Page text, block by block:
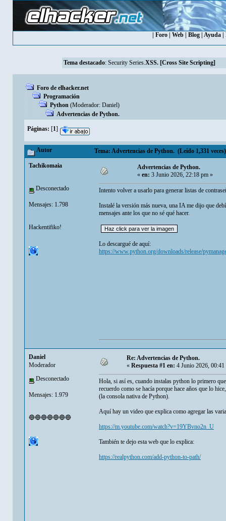
Foro| Web| Blog| Ayuda|
Tema destacado: Security Series.XSS. [Cross Site Scripting]
Foro de elhacker.net
Programación
Python (Moderador: Danielㅤ)
Advertencias de Python.
Páginas: [1]
Autor Tema: Advertencias de Python. (Leído 1,331 veces)
Tachikomaia
Desconectado
Mensajes: 1.798
Hackentifiko!
Advertencias de Python.
«en:3 Junio 2026, 22:18 pm »
Intento volver a usarlo para generar listas de
Instalé la versión más nueva, una IA me dijo que
mensajes ante los que no sé qué hacer.
Lo descargué de aquí:
https://www.python.org/downloads/release/
Danielㅤ
Moderador
Desconectado
Mensajes: 1.979
🔵🔵🔵🔵🔵🔵🔵
Re: Advertencias de Python.
« Respuesta #1 en: 4 Junio 2026, 00:41
Hola, si así es, cuando instalas python lo primero
recuerdo como se hacía porque hace años que lo
(la consola nativa de Python).
Aquí hay un video que explica como agregar las
https://m.youtube.com/watch?v=19YBvno2n_U
También te dejo esta web que lo explica:
https://realpython.com/add-python-to-path/